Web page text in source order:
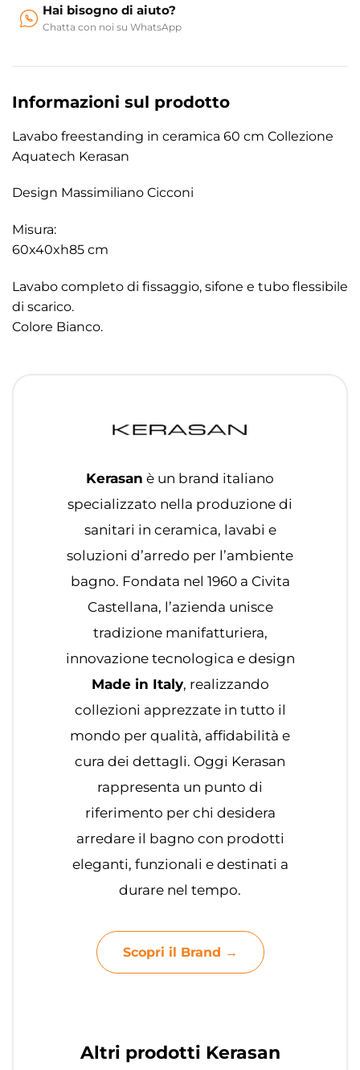
Hai bisogno di aiuto?
Chatta con noi su WhatsApp
Informazioni sul prodotto
Lavabo freestanding in ceramica 60 cm Collezione
Aquatech Kerasan
Design Massimiliano Cicconi
Misura:
60x40xh85 cm
Lavabo completo di fissaggio, sifone e tubo flessibile
di scarico.
Colore Bianco.
Kerasan è un brand italiano
specializzato nella produzione di
sanitari in ceramica, lavabi e
soluzioni d’arredo per l’ambiente
bagno. Fondata nel 1960 a Civita
Castellana, l’azienda unisce
tradizione manifatturiera,
innovazione tecnologica e design
Made in Italy, realizzando
collezioni apprezzate in tutto il
mondo per qualità, affidabilità e
cura dei dettagli. Oggi Kerasan
rappresenta un punto di
riferimento per chi desidera
arredare il bagno con prodotti
eleganti, funzionali e destinati a
durare nel tempo.
Scopri il Brand →
Altri prodotti Kerasan